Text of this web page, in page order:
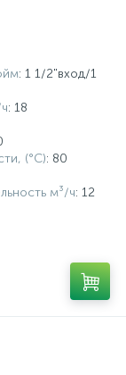
: 1 1/2"вход/1
: 18
(°С): 80
м³/ч: 12
систем
15